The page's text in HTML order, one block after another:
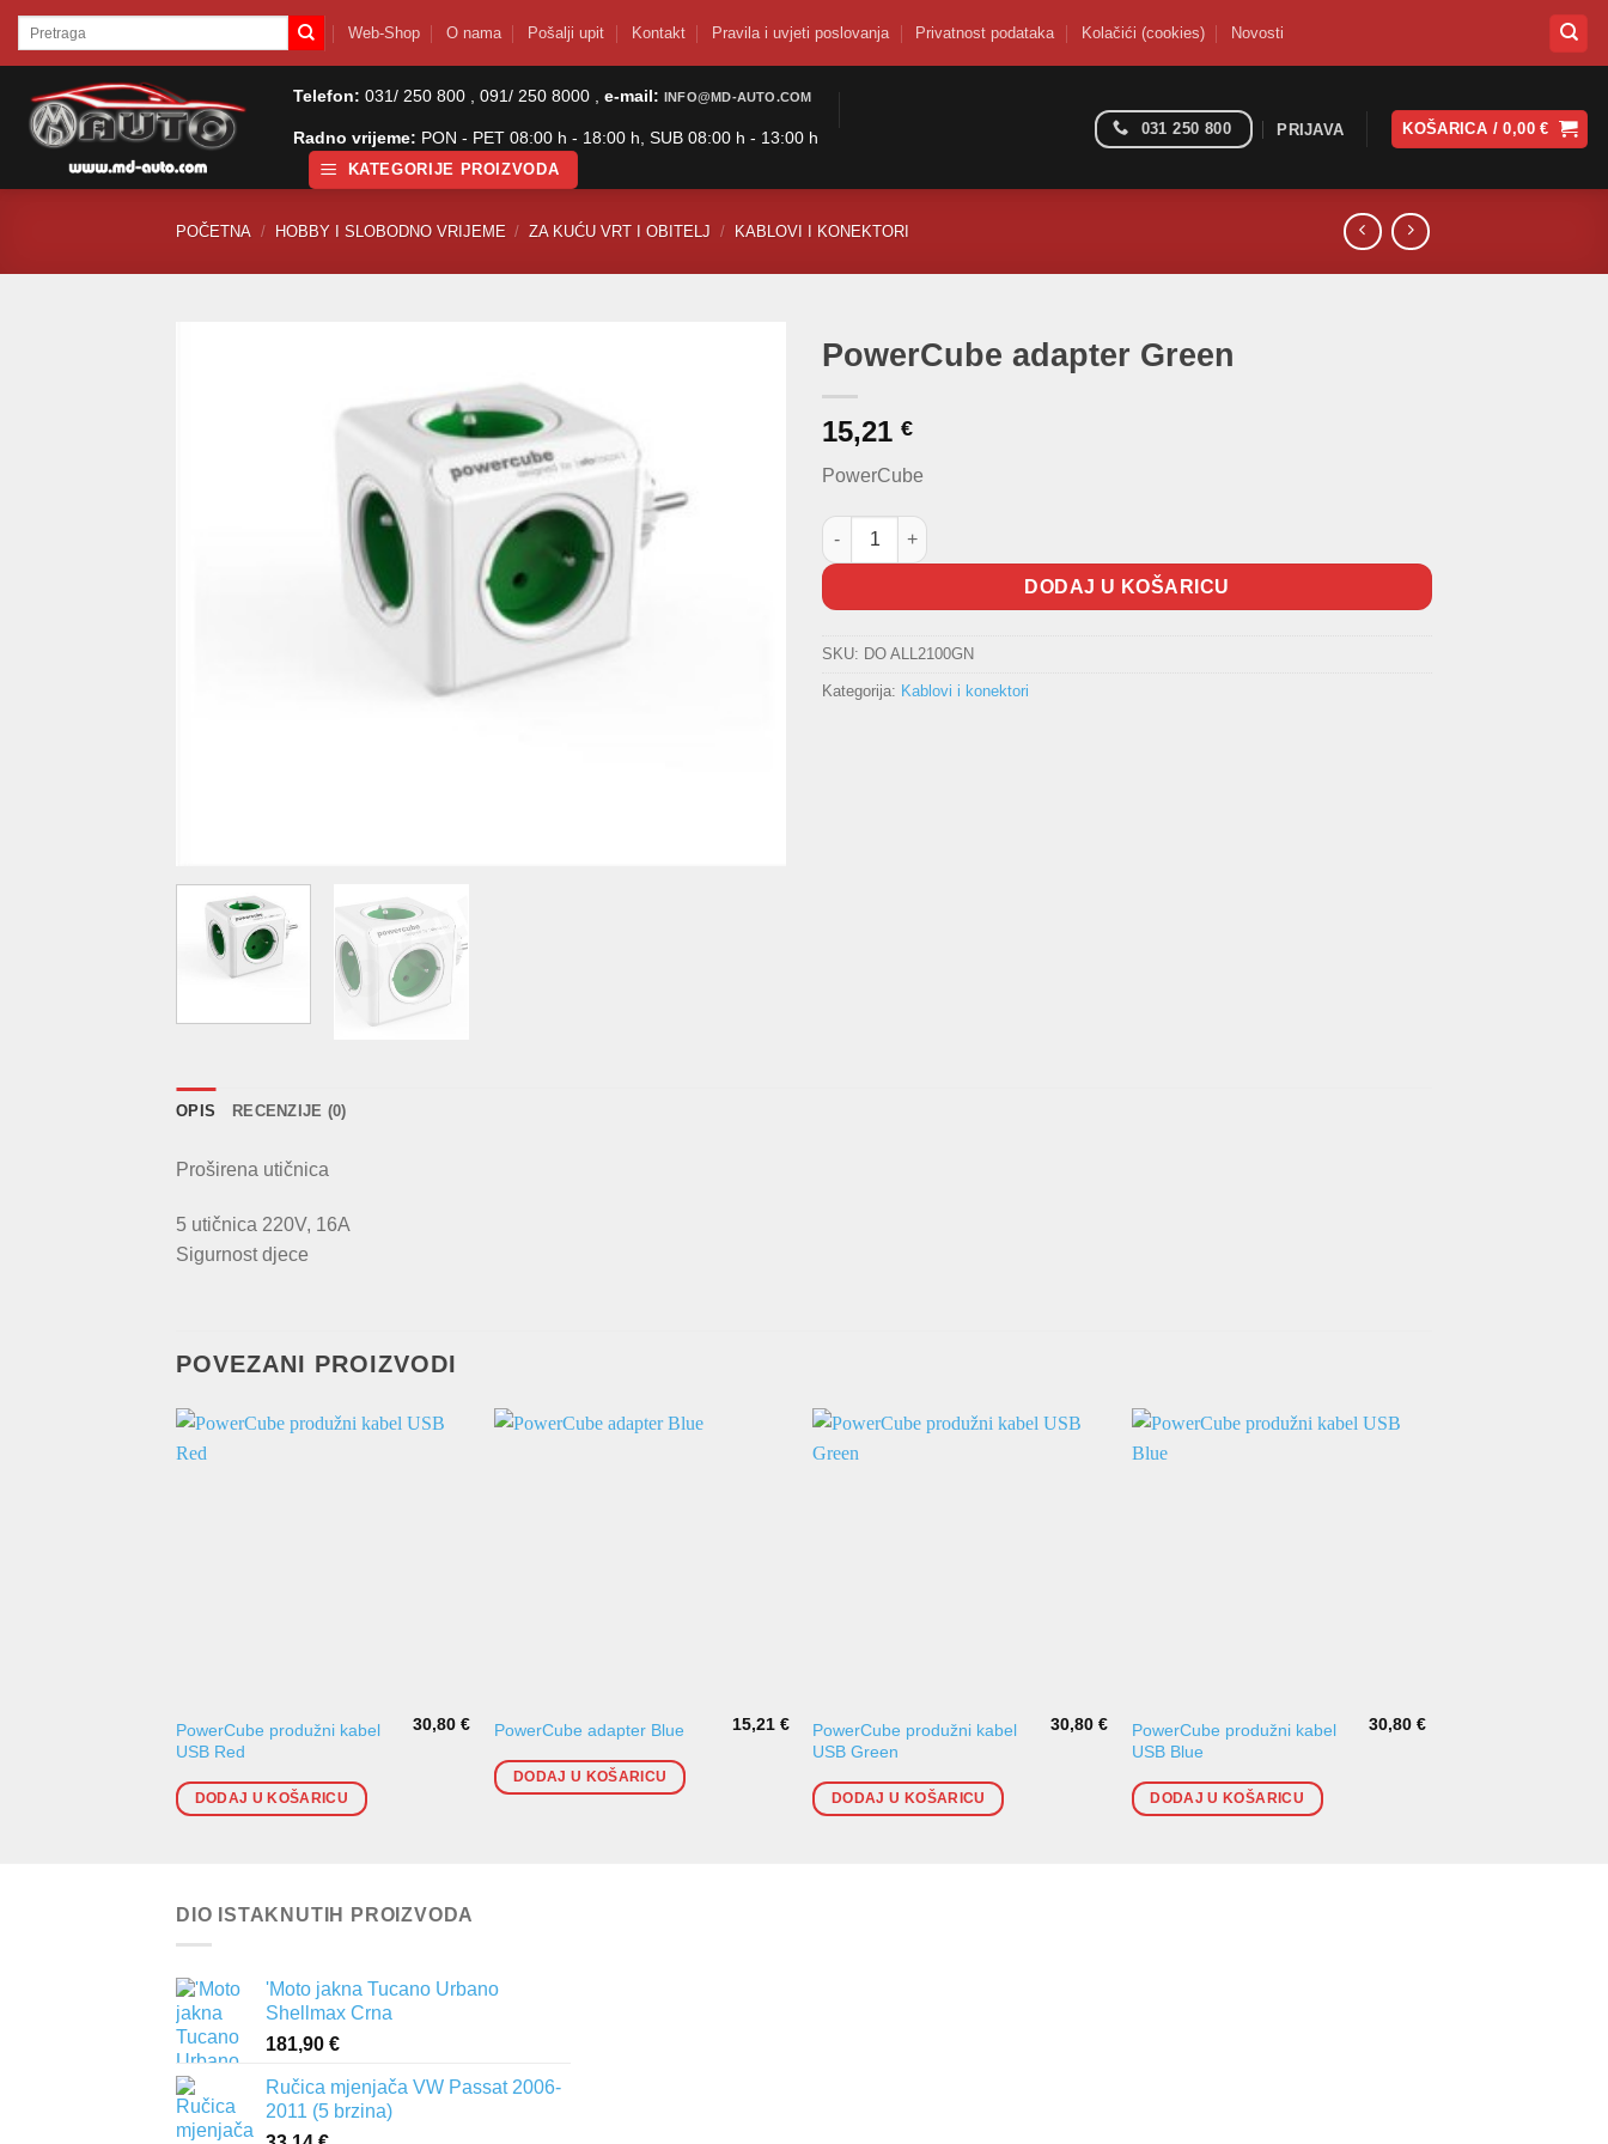
SkipPretraži: Web-Shop O nama Pošalji upit Kontakt Pravila i uvjeti poslovanja Privatnost podataka Kolačići (cookies) Novosti
Telefon: 031/ 250 800 , 091/ 250 8000 , e-mail: INFO@MD-AUTO.COM
Radno vrijeme: PON - PET 08:00 h - 18:00 h, SUB 08:00 h - 13:00 h
KATEGORIJE PROIZVODA
031 250 800 PRIJAVA KOŠARICA /0,00€
POČETNA / HOBBY I SLOBODNO VRIJEME / ZA KUĆU VRT I OBITELJ / KABLOVI I KONEKTORI
PowerCube adapter Green
15,21 €
PowerCube
PowerCube adapter Green količina
DODAJ U KOŠARICU
SKU: DO ALL2100GN
Kategorija: Kablovi i konektori
OPIS RECENZIJE (0)
Proširena utičnica
5 utičnica 220V, 16A
Sigurnost djece
POVEZANI PROIZVODI
PowerCube produžni kabel
USB Red
30,80€
DODAJ U KOŠARICU
PowerCube adapter Blue 15,21 €
DODAJ U KOŠARICU
PowerCube produžni kabel
USB Green
30,80 €
DODAJ U KOŠARICU
PowerCube produžni kabel
USB Blue
30,80€
DODAJ U KOŠARICU
DIO ISTAKNUTIH PROIZVODA
'Moto jakna Tucano Urbano
Shellmax Crna
181,90 €
Ručica mjenjača VW Passat 2006-
2011 (5 brzina)